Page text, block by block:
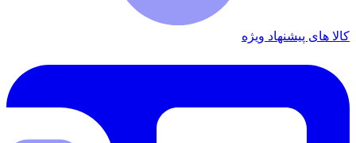
کالا های پیشنهاد ویژه